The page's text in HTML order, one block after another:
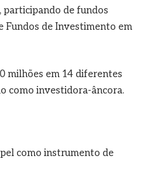
participando de fundos
Fundos de Investimento em
milhões em 14 diferentes
como investidora-âncora.
como instrumento de